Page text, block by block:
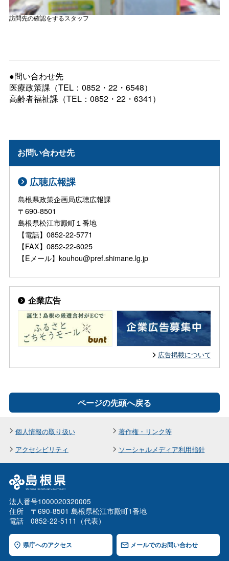
訪問先の確認をするスタッフ
●問い合わせ先
医療政策課（TEL：0852・22・6548）
高齢者福祉課（TEL：0852・22・6341）
お問い合わせ先
広聴広報課
島根県政策企画局広聴広報課
〒690-8501
島根県松江市殿町１番地
【電話】0852-22-5771
【FAX】0852-22-6025
【Eメール】kouhou@pref.shimane.lg.jp
企業広告
広告掲載について
ページの先頭へ戻る
個人情報の取り扱い
著作権・リンク等
アクセシビリティ
ソーシャルメディア利用指針
法人番号1000020320005
住所 〒690-8501 島根県松江市殿町1番地
電話 0852-22-5111（代表）
県庁へのアクセス メールでのお問い合わせ